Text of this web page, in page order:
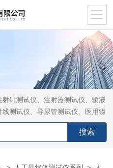
针测试仪、注射器测试仪、输液
测试仪、导尿管测试仪、医用镊
针测试仪、留置针测试仪